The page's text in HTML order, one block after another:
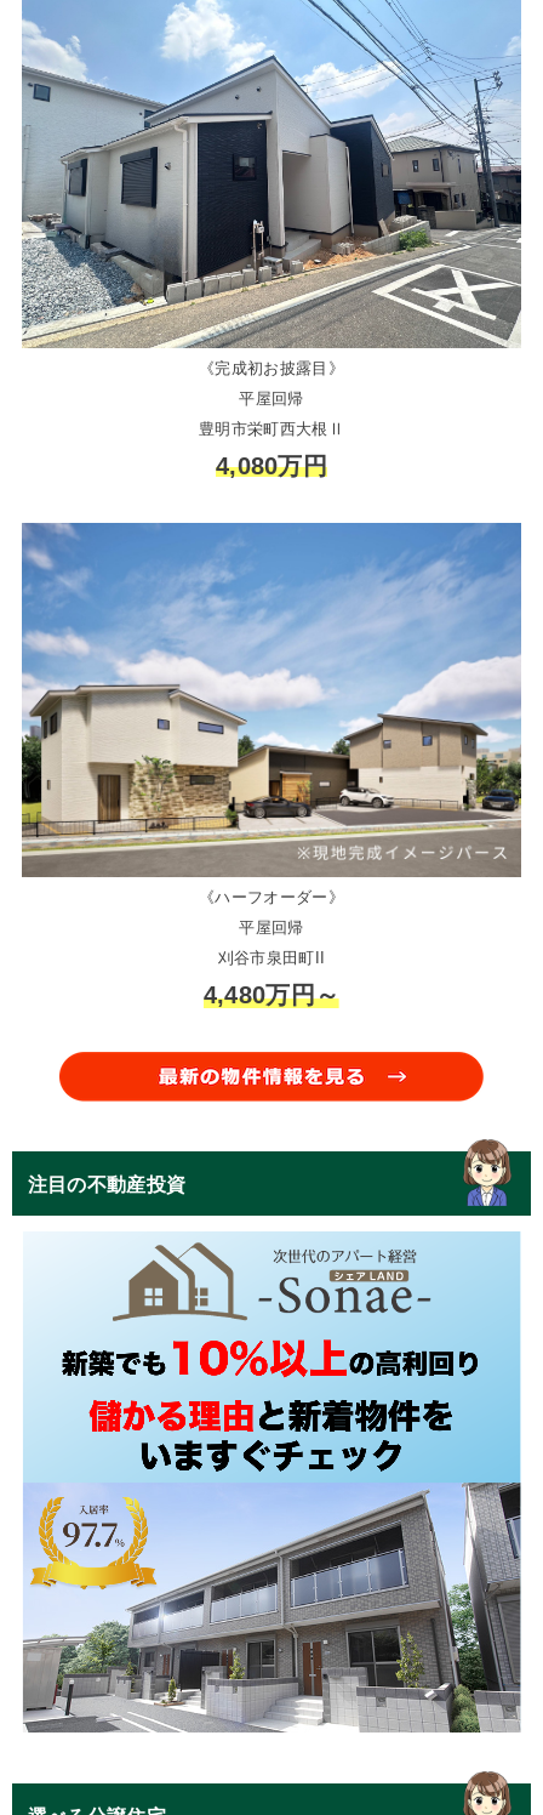
《完成初お披露目》
平屋回帰
豊明市栄町西大根Ⅱ
4,080万円
《ハーフオーダー》
平屋回帰
刈谷市泉田町II
4,480万円～
注目の不動産投資